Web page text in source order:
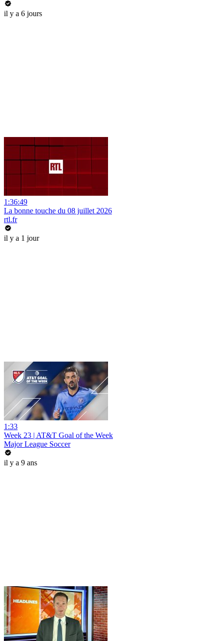
il y a 6 jours
1:36:49
La bonne touche du 08 juillet 2026
rtl.fr
il y a 1 jour
1:33
Week 23 | AT&T Goal of the Week
Major League Soccer
il y a 9 ans